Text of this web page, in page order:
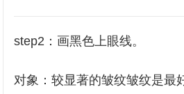
step2：画黑色上眼线。
对象：较显著的皱纹皱纹是最